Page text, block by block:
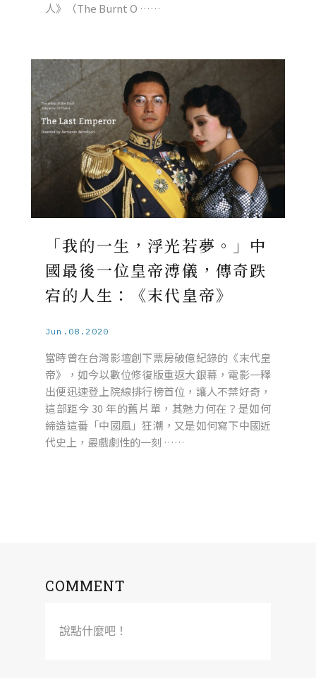
人》（The Burnt O ……
「我的一生，浮光若夢。」中
國最後一位皇帝溥儀，傳奇跌
宕的人生：《末代皇帝》
Jun.08.2020
當時曾在台灣影壇創下票房破億紀錄的《末代皇
帝》，如今以數位修復版重返大銀幕，電影一釋
出便迅速登上院線排行榜首位，讓人不禁好奇，
這部距今 30 年的舊片單，其魅力何在？是如何
締造這番「中國風」狂潮，又是如何寫下中國近
代史上，最戲劇性的一刻 ……
COMMENT
說點什麼吧！